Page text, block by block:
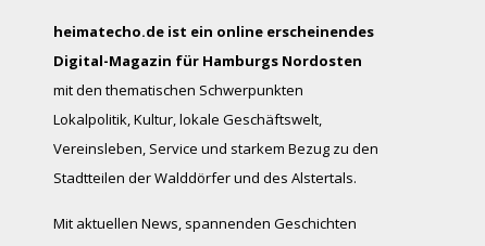
heimatecho.de ist ein online erscheinendes
Digital-Magazin für Hamburgs Nordosten
mit den thematischen Schwerpunkten
Lokalpolitik, Kultur, lokale Geschäftswelt,
Vereinsleben, Service und starkem Bezug zu den
Stadtteilen der Walddörfer und des Alstertals.
Mit aktuellen News, spannenden Geschichten